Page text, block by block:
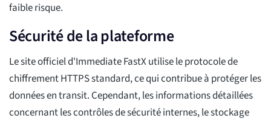
faible risque.
Sécurité de la plateforme
Le site officiel d'Immediate FastX utilise le protocole de
chiffrement HTTPS standard, ce qui contribue à protéger les
données en transit. Cependant, les informations détaillées
concernant les contrôles de sécurité internes, le stockage